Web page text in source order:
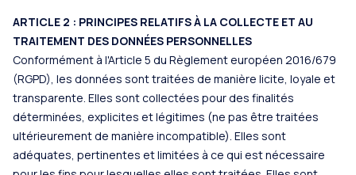
ARTICLE 2 : PRINCIPES RELATIFS À LA COLLECTE ET AU
TRAITEMENT DES DONNÉES PERSONNELLES
Conformément à l'Article 5 du Règlement européen 2016/679
(RGPD), les données sont traitées de manière licite, loyale et
transparente. Elles sont collectées pour des finalités
déterminées, explicites et légitimes (ne pas être traitées
ultérieurement de manière incompatible). Elles sont
adéquates, pertinentes et limitées à ce qui est nécessaire